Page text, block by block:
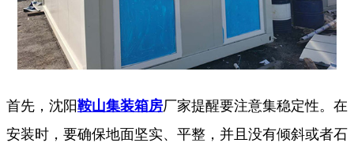
首先，沈阳鞍山集装箱房厂家提醒要注意集稳定性。在
安装时，要确保地面坚实、平整，并且没有倾斜或者石